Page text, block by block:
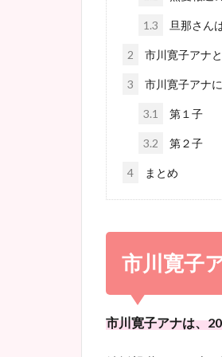
1.3 旦那さん
2 市川寛子アナ
3 市川寛子アナ
3.1 第１子
3.2 第２子
4 まとめ
市川寛子
市川寛子アナは、